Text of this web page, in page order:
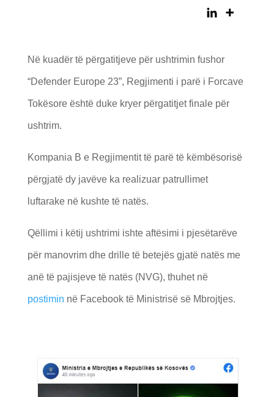
Në kuadër të përgatitjeve për ushtrimin fushor
“Defender Europe 23”, Regjimenti i parë i Forcave
Tokësore është duke kryer përgatitjet finale për
ushtrim.
Kompania B e Regjimentit të parë të këmbësorisë
përgjatë dy javëve ka realizuar patrullimet
luftarake në kushte të natës.
Qëllimi i këtij ushtrimi ishte aftësimi i pjesëtarëve
për manovrim dhe drille të betejës gjatë natës me
anë të pajisjeve të natës (NVG), thuhet në
postimin në Facebook të Ministrisë së Mbrojtjes.